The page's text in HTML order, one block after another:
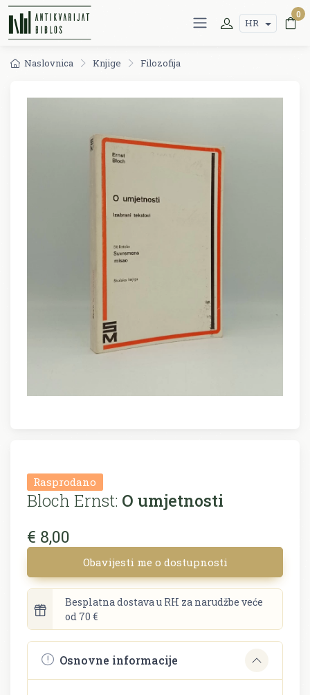
HR
0
Naslovnica Knjige Filozofija
Rasprodano
Bloch Ernst: O umjetnosti
€ 8,00
Obavijesti me o dostupnosti
Besplatna dostava u RH za narudžbe veće
od 70 €
Osnovne informacije